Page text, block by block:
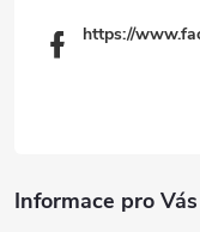
https://
Informace pro Vás